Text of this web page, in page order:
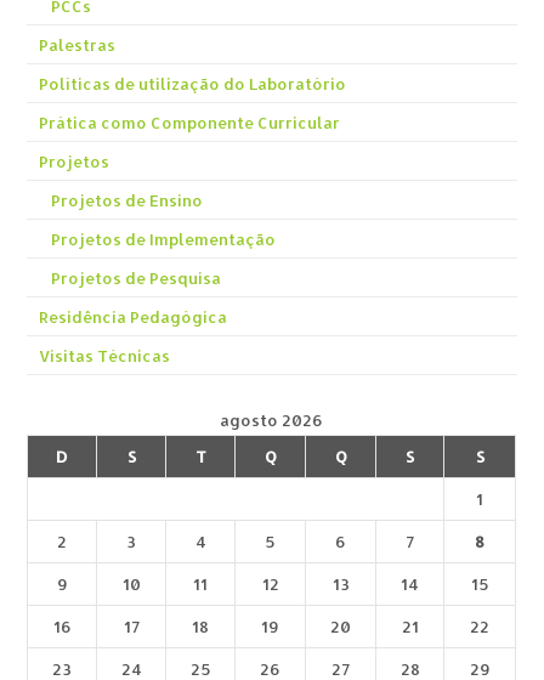
PCCs
Palestras
Políticas de utilização do Laboratório
Prática como Componente Curricular
Projetos
Projetos de Ensino
Projetos de Implementação
Projetos de Pesquisa
Residência Pedagógica
Visitas Técnicas
agosto 2026
D
S T Q Q S S
1
2 3 4 5 6 7 8
9 10 11 12 13 14 15
16 17 18 19 20 21 22
23 24 25 26 27 28 29